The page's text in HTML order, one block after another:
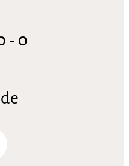
‑ 0